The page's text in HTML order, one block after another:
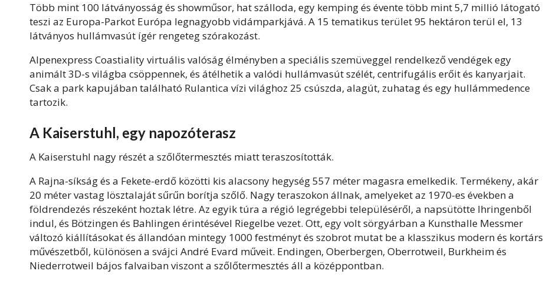
Több mint 100 látványosság és showműsor, hat szálloda, egy kemping és évente több mint 5,7 millió látogató
teszi az Europa-Parkot Európa legnagyobb vidámparkjává. A 15 tematikus terület 95 hektáron terül el, 13
látványos hullámvasút ígér rengeteg szórakozást.
Alpenexpress Coastiality virtuális valóság élményben a speciális szemüveggel rendelkező vendégek egy
animált 3D-s világba csöppennek, és átélhetik a valódi hullámvasút szélét, centrifugális erőit és kanyarjait.
Csak a park kapujában található Rulantica vízi világhoz 25 csúszda, alagút, zuhatag és egy hullámmedence
tartozik.
A Kaiserstuhl, egy napozóterasz
A Kaiserstuhl nagy részét a szőlőtermesztés miatt teraszosították.
A Rajna-síkság és a Fekete-erdő közötti kis alacsony hegység 557 méter magasra emelkedik. Termékeny, akár
20 méter vastag lösztalaját sűrűn borítja szőlő. Nagy teraszokon állnak, amelyeket az 1970-es években a
földrendezés részeként hoztak létre. Az egyik túra a régió legrégebbi településéről, a napsütötte Ihringenből
indul, és Bötzingen és Bahlingen érintésével Riegelbe vezet. Ott, egy volt sörgyárban a Kunsthalle Messmer
változó kiállításokat és állandóan mintegy 1000 festményt és szobrot mutat be a klasszikus modern és kortárs
művészetből, különösen a svájci André Evard műveit. Endingen, Oberbergen, Oberrotweil, Burkheim és
Niederrotweil bájos falvaiban viszont a szőlőtermesztés áll a középpontban.